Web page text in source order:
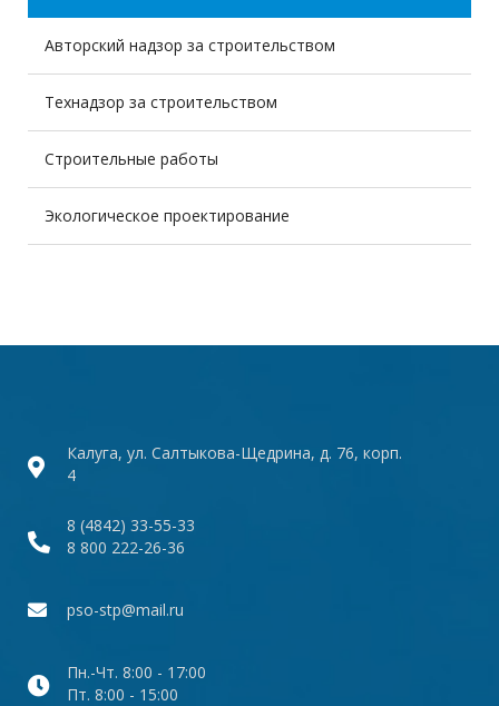
Авторский надзор за строительством
Технадзор за строительством
Строительные работы
Экологическое проектирование
Калуга, ул. Салтыкова-Щедрина, д. 76, корп.
4
8 (4842) 33-55-33
8 800 222-26-36
pso-stp@mail.ru
Пн.-Чт. 8:00 - 17:00
Пт. 8:00 - 15:00